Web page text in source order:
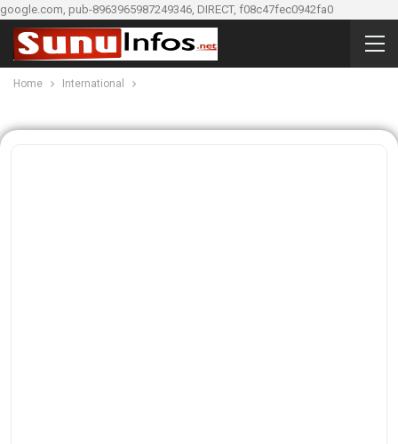
google.com, pub-8963965987249346, DIRECT, f08c47fec0942fa0
Home International